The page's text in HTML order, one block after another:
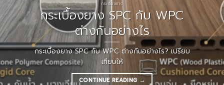
กระเบื้องยาง
กระเบื้องยาง SPC กับ WPC
ต่างกันอย่างไร
กระเบื้องยาง SPC กับ WPC ต่างกันอย่างไร? เปรียบ
เทียบให้
CONTINUE READING →